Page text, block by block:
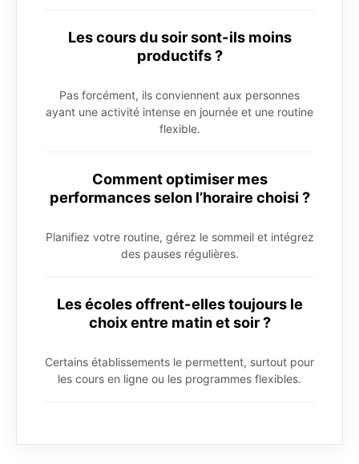
Les cours du soir sont-ils moins
productifs ?
Pas forcément, ils conviennent aux personnes
ayant une activité intense en journée et une routine
flexible.
Comment optimiser mes
performances selon l’horaire choisi ?
Planifiez votre routine, gérez le sommeil et intégrez
des pauses régulières.
Les écoles offrent-elles toujours le
choix entre matin et soir ?
Certains établissements le permettent, surtout pour
les cours en ligne ou les programmes flexibles.